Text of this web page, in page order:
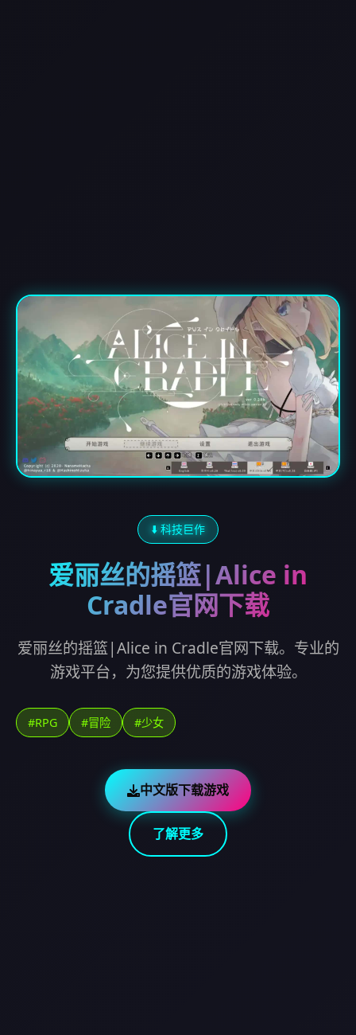
⬇️ 科技巨作
爱丽丝的摇篮|Alice in
Cradle官网下载
爱丽丝的摇篮|Alice in Cradle官网下载。专业的
游戏平台，为您提供优质的游戏体验。
#RPG #冒险 #少女
中文版下载游戏
了解更多